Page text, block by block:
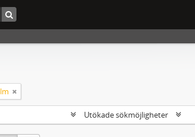
Utökade sökmöjligheter